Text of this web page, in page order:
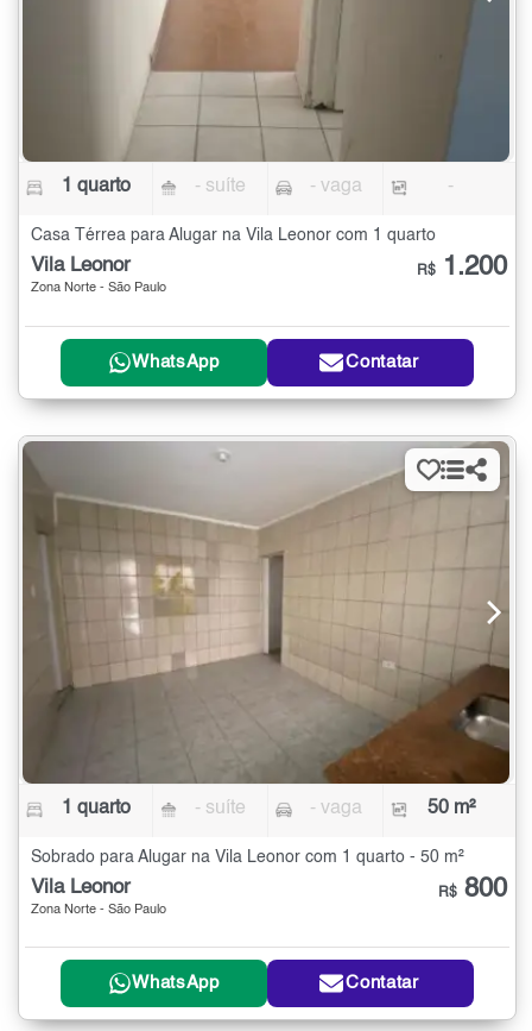
1 quarto - suíte - vaga -
Casa Térrea para Alugar na Vila Leonor com 1 quarto
Vila Leonor
Zona Norte - São Paulo
R$ 1.200
WhatsApp Contatar
1 quarto - suíte - vaga 50 m²
Sobrado para Alugar na Vila Leonor com 1 quarto - 50 m²
Vila Leonor
Zona Norte - São Paulo
R$ 800
WhatsApp Contatar